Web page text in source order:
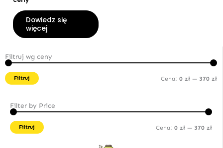
Dowiedz się
więcej
Filtruj wg ceny
Filtruj Cena: 0 zł — 370 zł
Filter by Price
Filtruj Cena: 0 zł — 370 zł